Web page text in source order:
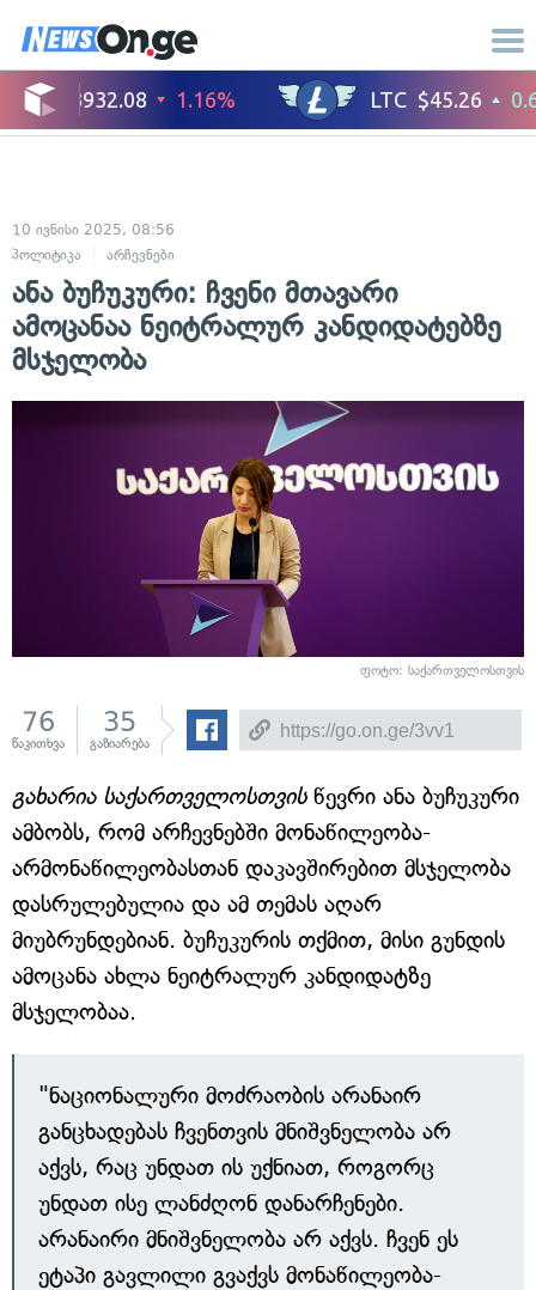
10 ივნისი 2025, 08:56
პოლიტიკა
არჩევნები
ანა ბუჩუკური: ჩვენი მთავარი
ამოცანაა ნეიტრალურ კანდიდატებზე
მსჯელობა
ფოტო: საქართველოსთვის
76
წაკითხვა
35
გაზიარება
გახარია საქართველოსთვისწევრი ანა ბუჩუკური
ამბობს, რომ არჩევნებში მონაწილეობა-
არმონაწილეობასთან დაკავშირებით მსჯელობა
დასრულებულია და ამ თემას აღარ
მიუბრუნდებიან. ბუჩუკურის თქმით, მისი გუნდის
ამოცანა ახლა ნეიტრალურ კანდიდატზე
მსჯელობაა.
"ნაციონალური მოძრაობის არანაირ
განცხადებას ჩვენთვის მნიშვნელობა არ
აქვს, რაც უნდათ ის უქნიათ, როგორც
უნდათ ისე ლანძღონ დანარჩენები.
არანაირი მნიშვნელობა არ აქვს. ჩვენ ეს
ეტაპი გავლილი გვაქვს მონაწილეობა-